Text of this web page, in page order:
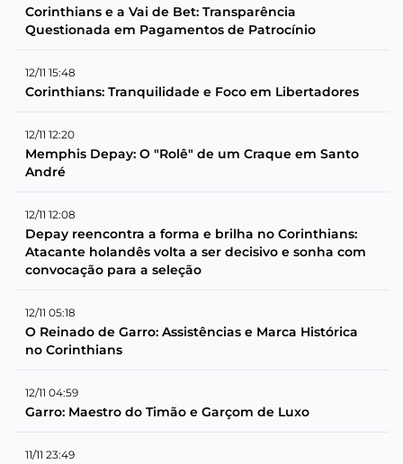
Corinthians e a Vai de Bet: Transparência
Questionada em Pagamentos de Patrocínio
12/11 15:48
Corinthians: Tranquilidade e Foco em Libertadores
12/11 12:20
Memphis Depay: O "Rolê" de um Craque em Santo
André
12/11 12:08
Depay reencontra a forma e brilha no Corinthians:
Atacante holandês volta a ser decisivo e sonha com
convocação para a seleção
12/11 05:18
O Reinado de Garro: Assistências e Marca Histórica
no Corinthians
12/11 04:59
Garro: Maestro do Timão e Garçom de Luxo
11/11 23:49